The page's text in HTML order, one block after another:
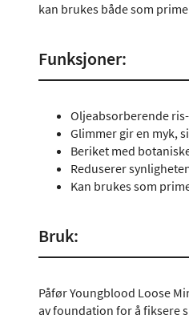
kan brukes både som
Funksjoner:
Oljeabsorberende
Glimmer gir en myk,
Beriket med
Reduserer
Kan brukes som
Bruk:
Påfør Youngblood Loose
av foundation for å fiksere